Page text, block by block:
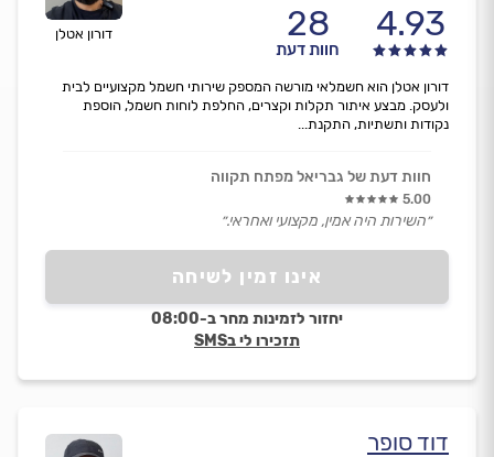
דורון אטלן 4.93
28
חוות דעת
אינו זמין לשיחה
יחזור לזמינות מחר ב-08:00
תזכירו לי בSMS
דורון אטלן הוא חשמלאי מורשה המספק שירותי חשמל מקצועיים לבית
ולעסק. מבצע איתור תקלות וקצרים, החלפת לוחות חשמל, הוספת
נקודות ותשתיות, התקנת...
חוות דעת של גבריאל מפתח תקווה
5.00
״השירות היה אמין, מקצועי ואחראי.״
דוד סופר